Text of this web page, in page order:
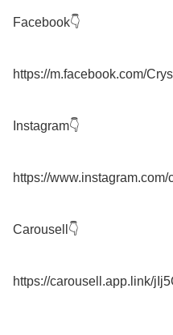
Facebook👇
https://m.facebook.com/
Instagram👇
https://
Carousell👇